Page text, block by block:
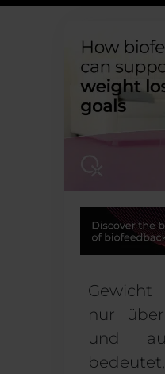
Gewicht
nur
und